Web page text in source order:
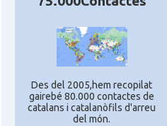
Des del 2005,hem recopilat
gairebé 80.000 contactes de
catalans i catalanòfils d'arreu
del món.